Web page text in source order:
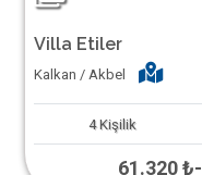
Villa Etiler
Kalkan / Akbel
4 Kişilik
61.320 ₺-